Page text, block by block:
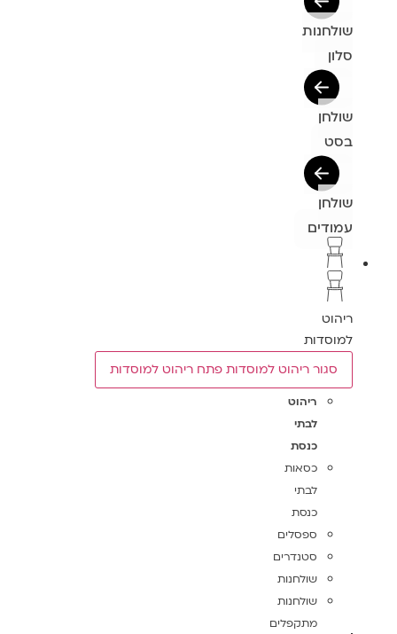
שולחנות
סלון
שולחן
בסט
שולחן
עמודים
ריהוט
למוסדות
סגור ריהוט למוסדות פתח ריהוט למוסדות
ריהוט
לבתי
כנסת
כסאות
לבתי
כנסת
ספסלים
סטנדרים
שולחנות
שולחנות
מתקפלים